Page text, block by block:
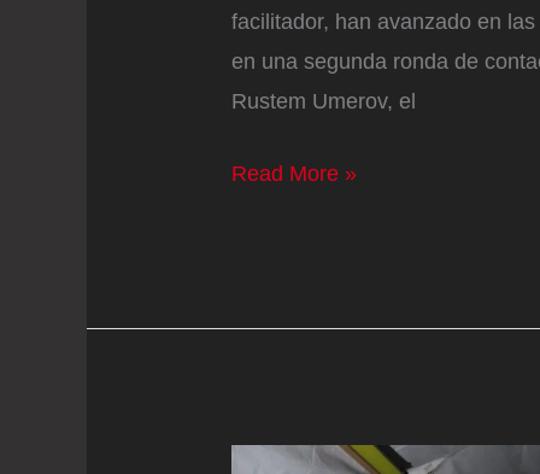
facilitador, han avanzado en
en una segunda ronda de
Rustem Umerov, el
Ucrania
en
de
Read More »